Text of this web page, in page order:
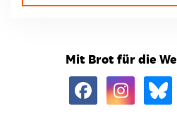
Mit Brot für die